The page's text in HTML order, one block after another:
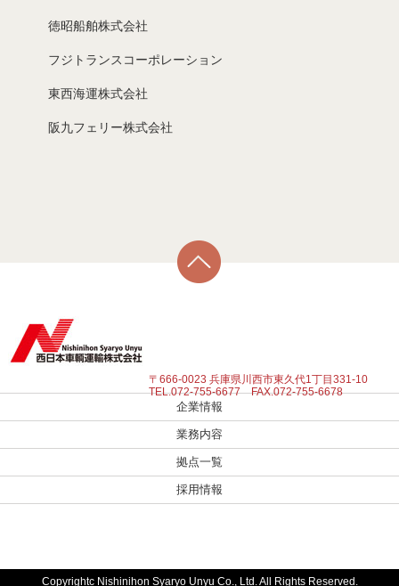
徳昭船舶株式会社
フジトランスコーポレーション
東西海運株式会社
阪九フェリー株式会社
〒666-0023 兵庫県川西市東久代1丁目331-10
TEL.072-755-6677 FAX.072-755-6678
企業情報
業務内容
拠点一覧
採用情報
Copyrightc Nishinihon Syaryo Unyu Co., Ltd. All Rights Reserved.